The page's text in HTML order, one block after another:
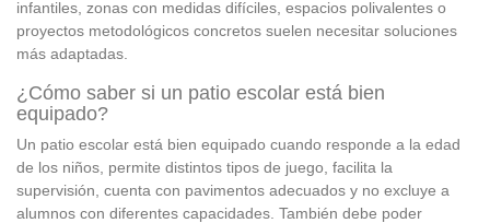
infantiles, zonas con medidas difíciles, espacios polivalentes o
proyectos metodológicos concretos suelen necesitar soluciones
más adaptadas.
¿Cómo saber si un patio escolar está bien
equipado?
Un patio escolar está bien equipado cuando responde a la edad
de los niños, permite distintos tipos de juego, facilita la
supervisión, cuenta con pavimentos adecuados y no excluye a
alumnos con diferentes capacidades. También debe poder